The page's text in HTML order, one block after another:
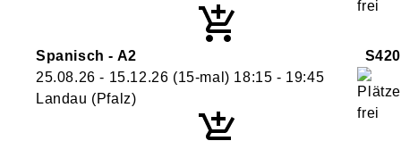
Spanisch - A2
S420
25.08.26 - 15.12.26 (15-mal) 18:15 - 19:45
Landau (Pfalz)